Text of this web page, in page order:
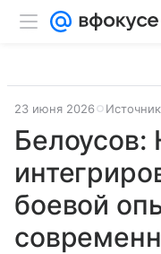
23 июня 2026
Белоусов:
боевой